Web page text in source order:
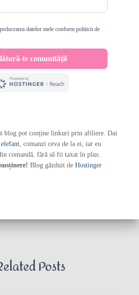
blog pot conține linkuri prin afiliere. Dai
elefant , comanzi ceva de la ei, iar eu
comandă, fără să fii taxat în plus.
Blog găzduit de Hostinger
Posts